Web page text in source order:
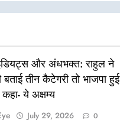
और अंधभक्त: राहुल ने
बताई तीन कैटेगरी तो भाजपा हुई
ये अक्षम्य
July 29, 2026 0